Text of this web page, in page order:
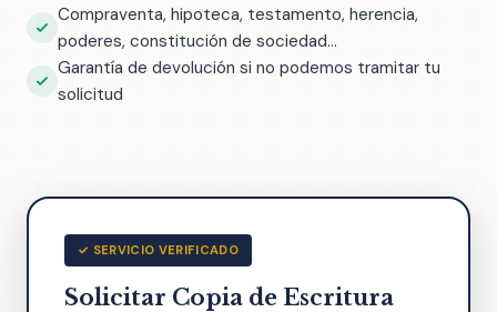
Compraventa, hipoteca, testamento, herencia,
poderes, constitución de sociedad...
Garantía de devolución si no podemos tramitar tu
solicitud
✓ SERVICIO VERIFICADO
Solicitar Copia de Escritura